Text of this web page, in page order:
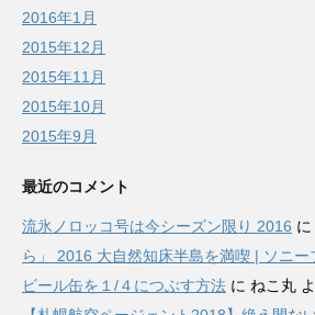
2016年1月
2015年12月
2015年11月
2015年10月
2015年9月
最近のコメント
流氷ノロッコ号は今シーズン限り 2016 に
ら」 2016 大自然知床半島を満喫 | ソニー
ビール缶を１/４につぶす方法 に ねこ丸